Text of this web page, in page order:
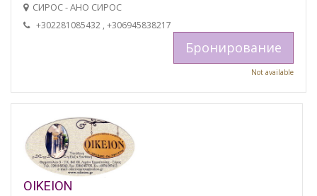
СИРОС - АНО СИРОС
+302281085432 , +306945838217
Бронирование
Not available
OIKEION